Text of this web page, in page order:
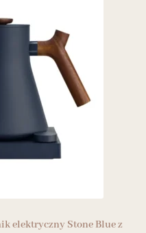
elektryczny Stone Blue z